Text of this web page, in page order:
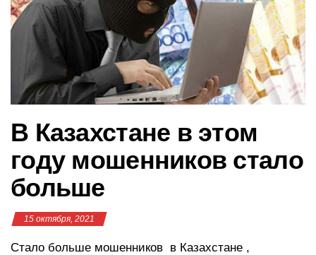
В Казахстане в этом
году мошенников стало
больше
15 октября, 2021
Стало больше мошенников в Казахстане ,